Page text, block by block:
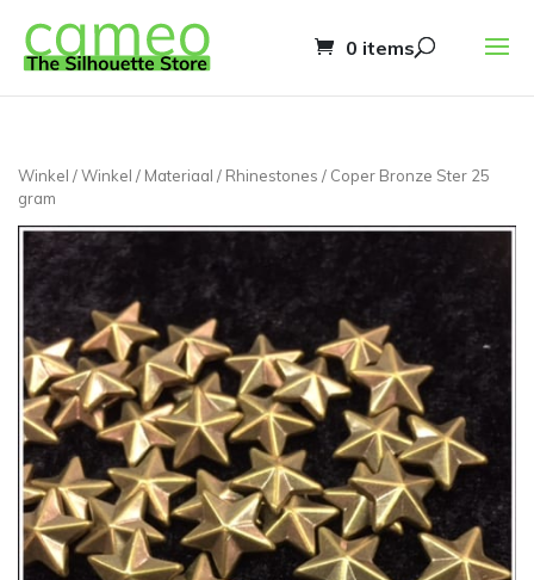
0 items
Winkel /Winkel / Materiaal / Rhinestones / Coper Bronze Ster 25
gram